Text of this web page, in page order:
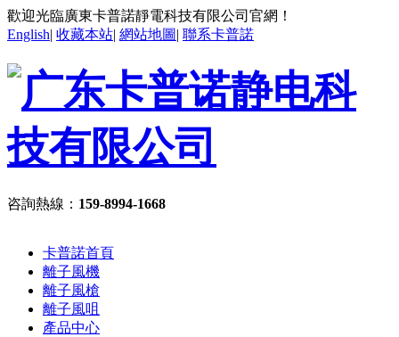
歡迎光臨廣東卡普諾靜電科技有限公司官網！
English| 收藏本站| 網站地圖 | 聯系卡普諾
咨詢熱線： 159-8994-1668
卡普諾首頁
離子風機
離子風槍
離子風咀
產品中心